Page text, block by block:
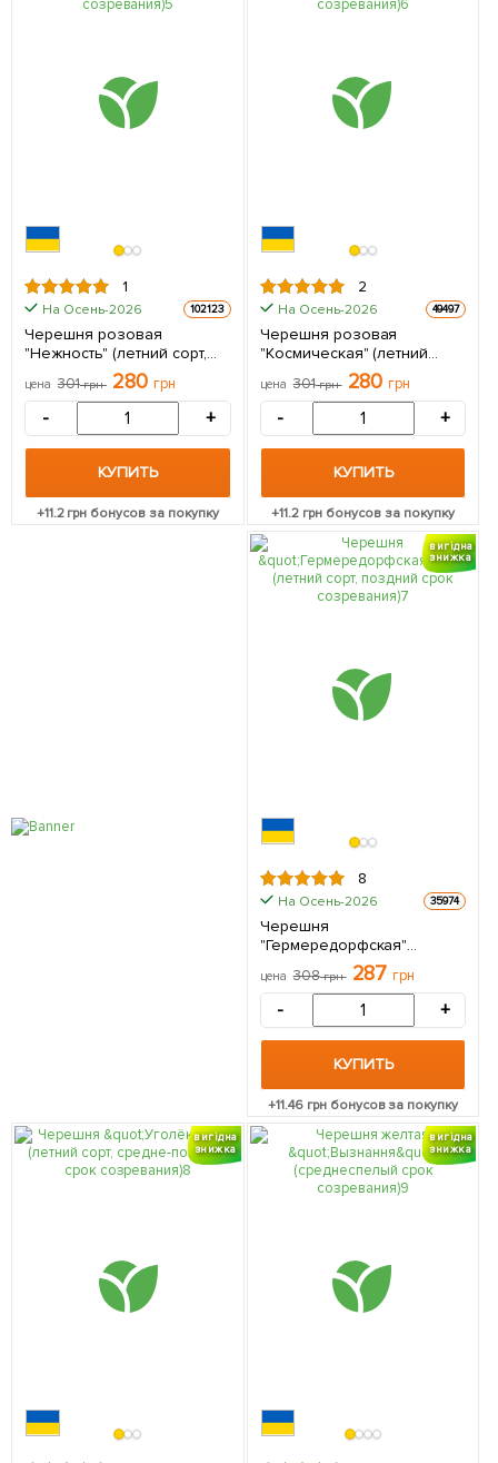
1
На Осень-2026 102123
Черешня розовая
"Нежность" (летний сорт,
среднепоздний срок
созревания) 1 саженец в
цена 301грн 280 грн
- +
КУПИТЬ
+11.2грн бонусов за покупку
2
На Осень-2026 49497
Черешня розовая
"Космическая" (летний
сорт, средний срок
созревания) 1 саженец в
цена 301грн 280 грн
- +
КУПИТЬ
+11.2 грн бонусов за покупку
вигідна
знижка
8
На Осень-2026 35974
Черешня
"Гермередорфская"
(летний сорт, поздний срок
созревания) 1 саженец в
цена 308грн 287 грн
- +
КУПИТЬ
+11.46грн бонусов за покупку
вигідна
знижка
вигідна
знижка